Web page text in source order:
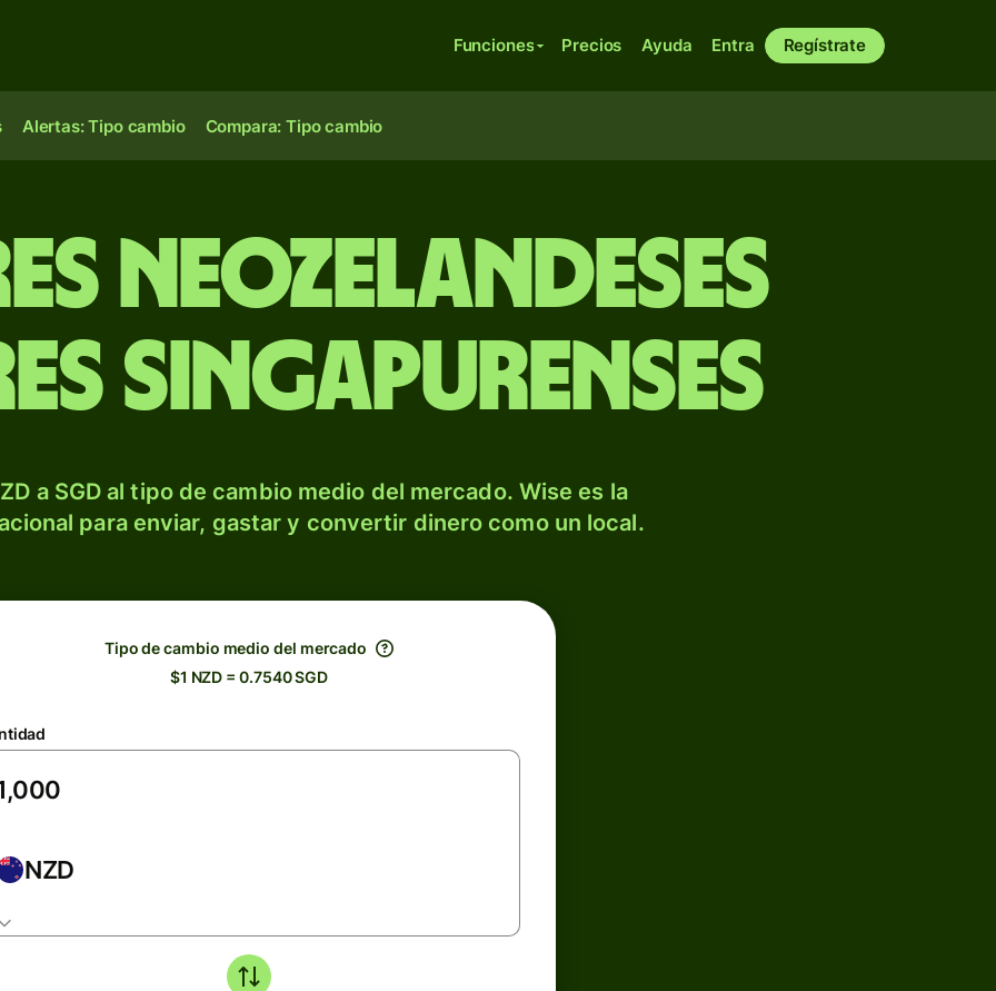
Funciones Precios Ayuda Entra Regístrate
Alertas: Tipo cambio Compara: Tipo cambio
neozelandeses
singapurenses
a SGD al tipo de cambio medio del mercado. Wise es la
para enviar, gastar y convertir dinero como un local.
Tipo de cambio medio del mercado
$1 NZD = 0.7540 SGD
NZD